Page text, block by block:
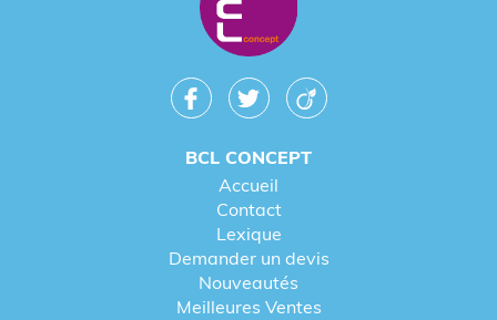
BCL CONCEPT
Accueil
Contact
Lexique
Demander un devis
Nouveautés
Meilleures Ventes